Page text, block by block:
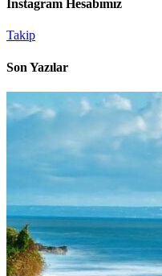
İnstagram Hesabımız
Takip
Son Yazılar